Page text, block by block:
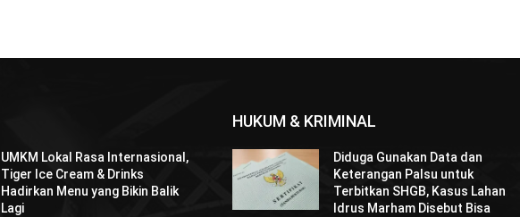
UMKM Lokal Rasa Internasional,
Tiger Ice Cream & Drinks
Hadirkan Menu yang Bikin Balik
Lagi
HUKUM & KRIMINAL
Diduga Gunakan Data dan
Keterangan Palsu untuk
Terbitkan SHGB, Kasus Lahan
Idrus Marham Disebut Bisa